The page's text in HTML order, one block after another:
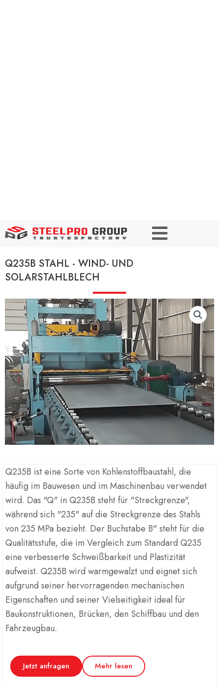
Q235B STAHL - WIND- UND
SOLARSTAHLBLECH
Q235B ist eine Sorte von Kohlenstoffbaustahl, die
häufig im Bauwesen und im Maschinenbau verwendet
wird. Das "Q" in Q235B steht für "Streckgrenze",
während sich "235" auf die Streckgrenze des Stahls
von 235 MPa bezieht. Der Buchstabe B" steht für die
Qualitätsstufe, die im Vergleich zum Standard Q235
eine verbesserte Schweißbarkeit und Plastizität
aufweist. Q235B wird warmgewalzt und eignet sich
aufgrund seiner hervorragenden mechanischen
Eigenschaften und seiner Vielseitigkeit ideal für
Baukonstruktionen, Brücken, den Schiffbau und den
Fahrzeugbau.
Jetzt anfragen Mehr lesen